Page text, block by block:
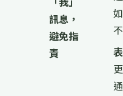
訊息，
避免指
責